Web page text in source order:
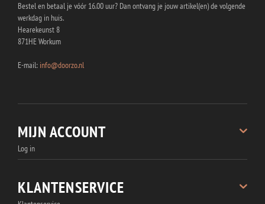
Bestel en betaal je vóór 16.00 uur? Dan ontvang je jouw artikel(en) de volgende
werkdag in huis.
Hearekeunst 8
871HE Workum
E-mail: info@doorzo.nl
MIJN ACCOUNT
Log in
Bestellingen
KLANTENSERVICE